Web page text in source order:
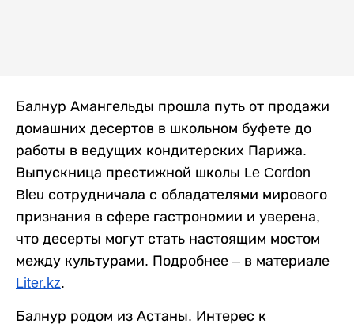
Балнур Амангельды прошла путь от продажи
домашних десертов в школьном буфете до
работы в ведущих кондитерских Парижа.
Выпускница престижной школы Le Cordon
Bleu сотрудничала с обладателями мирового
признания в сфере гастрономии и уверена,
что десерты могут стать настоящим мостом
между культурами. Подробнее – в материале
Liter.kz.
Балнур родом из Астаны. Интерес к